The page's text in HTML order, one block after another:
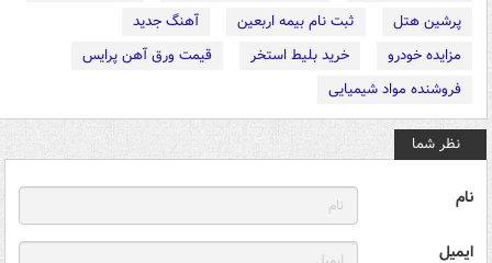
پرشین هتل
ثبت نام بیمه اربعین
آهنگ جدید
مزایده خودرو
خرید بلیط استخر
قیمت ورق آهن پرایس
فروشنده مواد شیمیایی
نظر شما
نام
ایمیل